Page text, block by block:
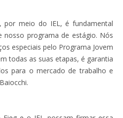
por meio do IEL, é fundamental
nosso programa de estágio. Nós
especiais pelo Programa Jovem
todas as suas etapas, é garantia
para o mercado de trabalho e